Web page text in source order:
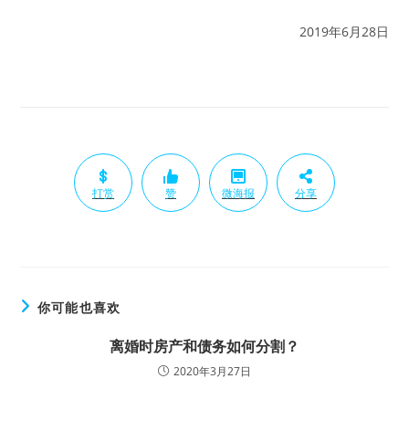
2019年6月28日
打赏 赞 微海报 分享
你可能也喜欢
离婚时房产和债务如何分割？
2020年3月27日